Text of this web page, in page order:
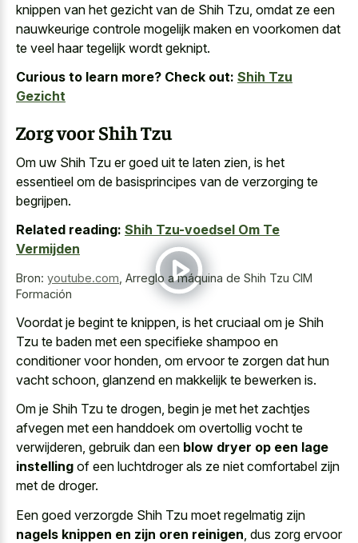
knippen van het gezicht van de Shih Tzu, omdat ze een
nauwkeurige controle mogelijk maken en voorkomen dat
te veel haar tegelijk wordt geknipt.
Curious to learn more? Check out: Shih Tzu
Gezicht
Zorg voor Shih Tzu
Om uw Shih Tzu er goed uit te laten zien, is het
essentieel om de basisprincipes van de verzorging te
begrijpen.
Related reading: Shih Tzu-voedsel Om Te
Vermijden
Bron: youtube.com Arreglo a máquina de Shih Tzu CIM
Formación
Voordat je begint te knippen, is het cruciaal om je Shih
Tzu te baden met een specifieke shampoo en
conditioner voor honden, om ervoor te zorgen dat hun
vacht schoon, glanzend en makkelijk te bewerken is.
Om je Shih Tzu te drogen, begin je met het zachtjes
afvegen met een handdoek om overtollig vocht te
verwijderen, gebruik dan een blow dryer op een lage
instelling of een luchtdroger als ze niet comfortabel zijn
met de droger.
Een goed verzorgde Shih Tzu moet regelmatig zijn
nagels knippen en zijn oren reinigen , dus zorg ervoor